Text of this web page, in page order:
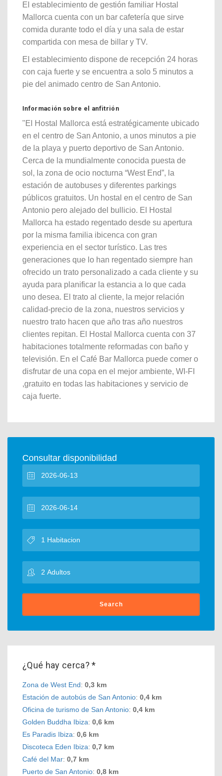
El establecimiento de gestión familiar Hostal
Mallorca cuenta con un bar cafetería que sirve
comida durante todo el día y una sala de estar
compartida con mesa de billar y TV.
El establecimiento dispone de recepción 24 horas
con caja fuerte y se encuentra a solo 5 minutos a
pie del animado centro de San Antonio.
Información sobre el anfitrión
"El Hostal Mallorca está estratégicamente ubicado
en el centro de San Antonio, a unos minutos a pie
de la playa y puerto deportivo de San Antonio.
Cerca de la mundialmente conocida puesta de
sol, la zona de ocio nocturna “West End”, la
estación de autobuses y diferentes parkings
públicos gratuitos. Un hostal en el centro de San
Antonio pero alejado del bullicio. El Hostal
Mallorca ha estado regentado desde su apertura
por la misma familia ibicenca con gran
experiencia en el sector turístico. Las tres
generaciones que lo han regentado siempre han
ofrecido un trato personalizado a cada cliente y su
ayuda para planificar la estancia a lo que cada
uno desea. El trato al cliente, la mejor relación
calidad-precio de la zona, nuestros servicios y
nuestro trato hacen que año tras año nuestros
clientes repitan. El Hostal Mallorca cuenta con 37
habitaciones totalmente reformadas con baño y
televisión. En el Café Bar Mallorca puede comer o
disfrutar de una copa en el mejor ambiente, WI-FI
,gratuito en todas las habitaciones y servicio de
caja fuerte.
Consultar disponibilidad
Search
¿Qué hay cerca? *
Zona de West End: 0,3 km
Estación de autobús de San Antonio: 0,4 km
Oficina de turismo de San Antonio: 0,4 km
Golden Buddha Ibiza: 0,6 km
Es Paradis Ibiza: 0,6 km
Discoteca Eden Ibiza: 0,7 km
Café del Mar: 0,7 km
Puerto de San Antonio: 0,8 km